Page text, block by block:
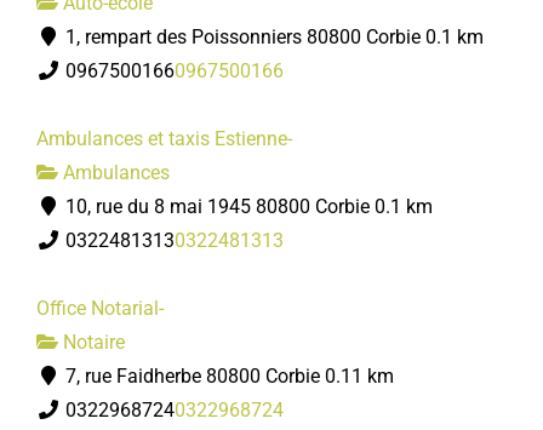
1, rempart des Poissonniers 80800 Corbie 0.1 km
09675001660967500166
Ambulances et taxis Estienne-
Ambulances
10, rue du 8 mai 1945 80800 Corbie 0.1 km
03224813130322481313
Office Notarial-
Notaire
7, rue Faidherbe 80800 Corbie 0.11 km
03229687240322968724